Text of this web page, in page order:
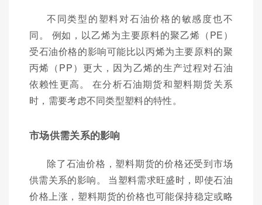
不同类型的塑料对石油价格的敏感度也不
同。 例如，以乙烯为主要原料的聚乙烯（PE）
受石油价格的影响可能比以丙烯为主要原料的聚
丙烯（PP）更大，因为乙烯的生产过程对石油
依赖性更高。 在分析石油期货和塑料期货关系
时，需要考虑不同类型塑料的特性。
市场供需关系的影响
除了石油价格，塑料期货的价格还受到市场
供需关系的影响。 当塑料需求旺盛时，即使石油
价格上涨，塑料期货的价格也可能保持稳定或略